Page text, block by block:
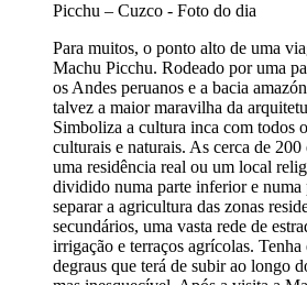
Para muitos, o ponto alto de uma
Machu Picchu. Rodeado por uma
os Andes peruanos e a bacia
talvez a maior maravilha da
Simboliza a cultura inca com todos
culturais e naturais. As cerca de
uma residência real ou um local
dividido numa parte inferior e numa
separar a agricultura das zonas
secundários, uma vasta rede de
irrigação e terraços agrícolas.
degraus que terá de subir ao longo